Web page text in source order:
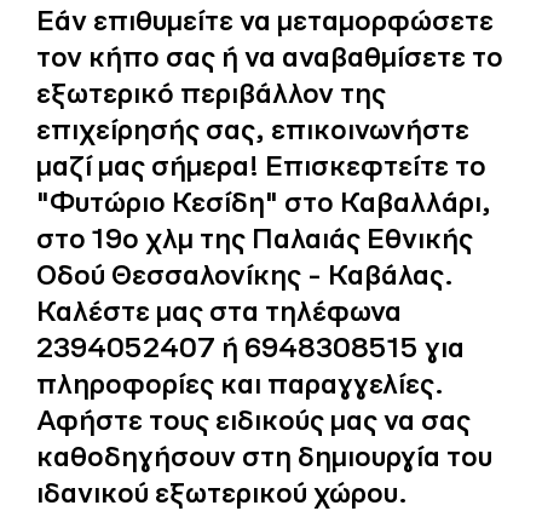
Εάν επιθυμείτε να μεταμορφώσετε
τον κήπο σας ή να αναβαθμίσετε το
εξωτερικό περιβάλλον της
επιχείρησής σας, επικοινωνήστε
μαζί μας σήμερα! Επισκεφτείτε το
"Φυτώριο Κεσίδη" στο Καβαλλάρι,
στο 19ο χλμ της Παλαιάς Εθνικής
Οδού Θεσσαλονίκης - Καβάλας.
Καλέστε μας στα τηλέφωνα
2394052407 ή 6948308515 για
πληροφορίες και παραγγελίες.
Αφήστε τους ειδικούς μας να σας
καθοδηγήσουν στη δημιουργία του
ιδανικού εξωτερικού χώρου.